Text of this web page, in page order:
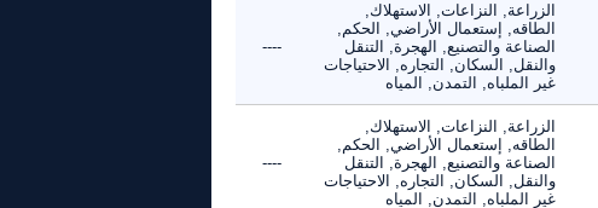
الزراعة, النزاعات, الاستهلاك,
الطاقه, إستعمال الأراضي, الحكم,
الصناعة والتصنيع, الهجرة, التنقل
والنقل, السكان, التجاره, الاحتياجات
غير الملباه, التمدن, المياه
----
الزراعة, النزاعات, الاستهلاك,
الطاقه, إستعمال الأراضي, الحكم,
الصناعة والتصنيع, الهجرة, التنقل
والنقل, السكان, التجاره, الاحتياجات
غير الملباه, التمدن, المياه
----